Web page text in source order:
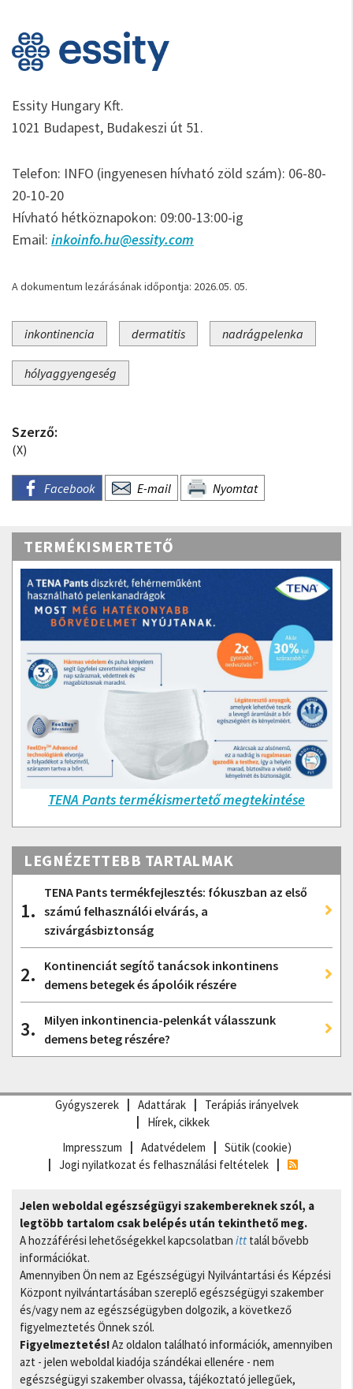
Essity Hungary Kft.
1021 Budapest, Budakeszi út 51.
Telefon: INFO (ingyenesen hívható zöld szám): 06-80-
20-10-20
Hívható hétköznapokon: 09:00-13:00-ig
Email: inkoinfo.hu@essity.com
A dokumentum lezárásának időpontja: 2026.05. 05.
inkontinencia dermatitis nadrágpelenka
hólyaggyengeség
Szerző:
(X)
Facebook E-mail Nyomtat
TERMÉKISMERTETŐ
TENA Pants termékismertető megtekintése
LEGNÉZETTEBB TARTALMAK
1.
TENA Pants termékfejlesztés: fókuszban az első
számú felhasználói elvárás, a
szivárgásbiztonság
2.
Kontinenciát segítő tanácsok inkontinens
demens betegek és ápolóik részére
3.
Milyen inkontinencia-pelenkát válasszunk
demens beteg részére?
Gyógyszerek Adattárak
Terápiás irányelvek
Hírek, cikkek
Impresszum
Adatvédelem
Sütik (cookie)
Jogi nyilatkozat és felhasználási feltételek
Jelen weboldal egészségügyi szakembereknek szól, a
legtöbb tartalom csak belépés után tekinthető meg.
A hozzáférési lehetőségekkel kapcsolatban itt talál bővebb
információkat.
Amennyiben Ön nem az Egészségügyi Nyilvántartási és Képzési
Központ nyilvántartásában szereplő egészségügyi szakember
és/vagy nem az egészségügyben dolgozik, a következő
figyelmeztetés Önnek szól.
Figyelmeztetés!Az oldalon található információk, amennyiben
azt - jelen weboldal kiadója szándékai ellenére - nem
egészségügyi szakember olvassa, tájékoztató jellegűek,